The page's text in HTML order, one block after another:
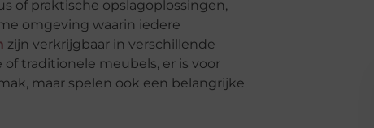
of praktische opslagoplossingen,
omgeving waarin iedere
zijn verkrijgbaar in verschillende
traditionele meubels, er is voor
maar spelen ook een belangrijke